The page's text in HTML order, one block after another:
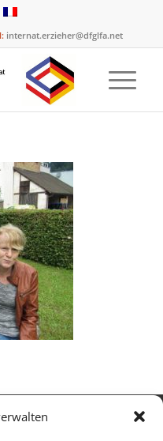
internat.erzieher@dfglfa.net
- Realisiert von